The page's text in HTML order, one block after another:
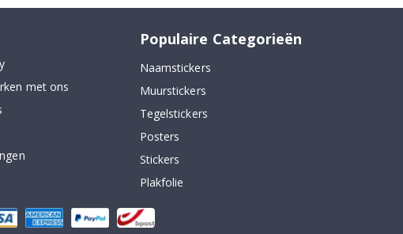
met ons
Populaire Categorieën
Naamstickers
Muurstickers
Tegelstickers
Posters
Stickers
Plakfolie